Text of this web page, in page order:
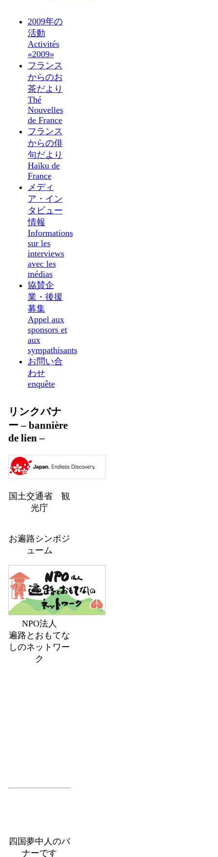
2009年の
活動
Activités
«2009»
フランス
からのお
茶だより
Thé
Nouvelles
de France
フランス
からの俳
句だより
Haïku de
France
メディ
ア・イン
タビュー
情報
Informations
sur les
interviews
avec les
médias
協賛企
業・後援
募集
Appel aux
sponsors et
aux
sympathisants
お問い合
わせ
enquête
リンクバナ
ー – bannière
de lien –
国土交通省 観
光庁
お遍路シンポジ
ューム
NPO法人
遍路とおもてな
しのネットワー
ク
四国夢中人のバ
ナーです